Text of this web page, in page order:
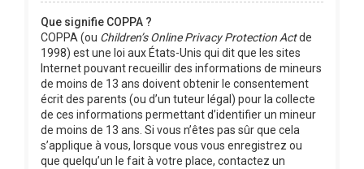
Que signifie COPPA ?
COPPA (ou Children’s Online Privacy Protection Actde
1998) est une loi aux États-Unis qui dit que les sites
Internet pouvant recueillir des informations de mineurs
de moins de 13 ans doivent obtenir le consentement
écrit des parents (ou d’un tuteur légal) pour la collecte
de ces informations permettant d’identifier un mineur
de moins de 13 ans. Si vous n’êtes pas sûr que cela
s’applique à vous, lorsque vous vous enregistrez ou
que quelqu’un le fait à votre place, contactez un